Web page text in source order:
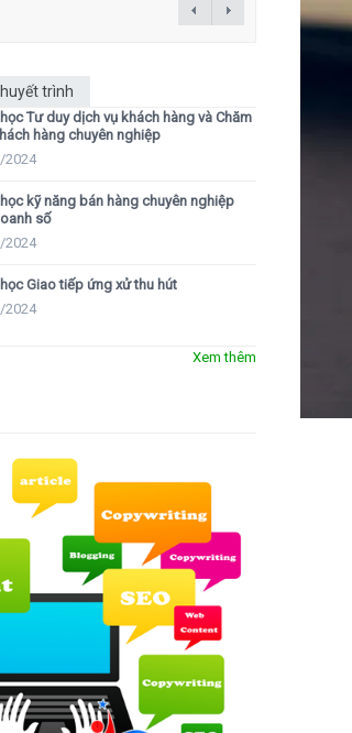
trình
Tư duy dịch vụ khách hàng và Chăm
hàng chuyên nghiệp
2024
kỹ năng bán hàng chuyên nghiệp
số
2024
Giao tiếp ứng xử thu hút
2024
Xem thêm